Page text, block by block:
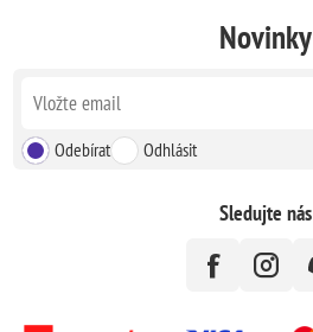
Novinky
Odebírat Odhlásit
Sledujte nás